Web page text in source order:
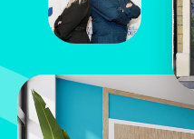
Boukerrou